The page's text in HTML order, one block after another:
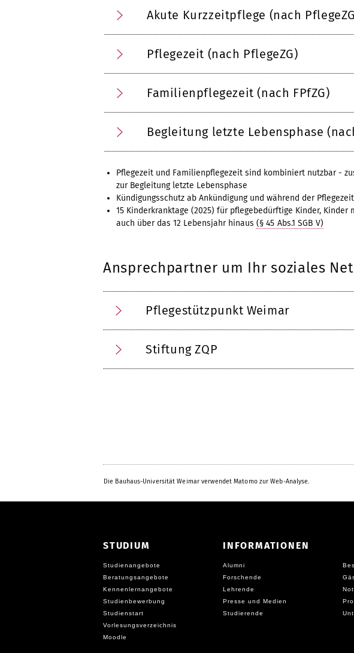
Akute Kurzzeitpflege (nach
Pflegezeit (nach PflegeZG)
Familienpflegezeit (nach FPfZG)
Begleitung letzte Lebensphase
Pflegezeit und Familienpflegezeit sind kombiniert nutzbar -
zur Begleitung letzte Lebensphase
Kündigungsschutz ab Ankündigung und während der
15 Kinderkranktage (2025) für pflegebedürftige Kinder,
auch über das 12 Lebensjahr hinaus (§ 45 Abs.1 SGB V)
Ansprechpartner um Ihr soziales
Pflegestützpunkt Weimar
Stiftung ZQP
Die Bauhaus-Universität Weimar verwendet Matomo zur Web-Analyse.
STUDIUM
Studienangebote
Beratungsangebote
Kennenlernangebote
Studienbewerbung
Studienstart
Vorlesungsverzeichnis
Moodle
INFORMATIONEN
Alumni
Forschende
Lehrende
Presse und Medien
Studierende